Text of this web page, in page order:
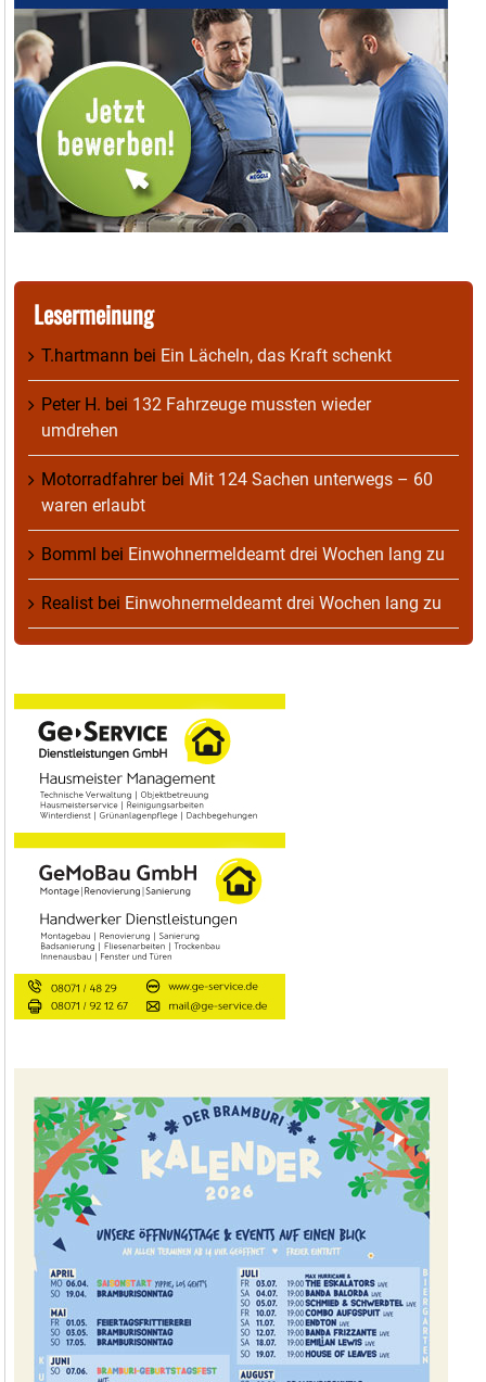
Lesermeinung
T.hartmann bei Ein Lächeln, das Kraft schenkt
Peter H. bei 132 Fahrzeuge mussten wieder
umdrehen
Motorradfahrerbei Mit 124 Sachen unterwegs – 60
waren erlaubt
Bomml bei Einwohnermeldeamt drei Wochen lang zu
Realist bei Einwohnermeldeamt drei Wochen lang zu